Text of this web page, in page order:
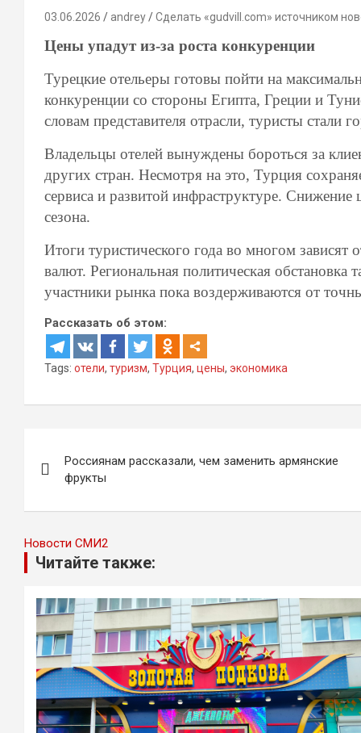
03.06.2026 andrey Сделать «gudvill.com» источником
Цены упадут из-за роста конкуренции
Турецкие отельеры готовы пойти на
конкуренции со стороны Египта, Греции и
словам представителя отрасли, туристы стали
Владельцы отелей вынуждены бороться за
других стран. Несмотря на это, Турция
сервиса и развитой инфраструктуре. Снижение
сезона.
Итоги туристического года во многом
валют. Региональная политическая
участники рынка пока воздерживаются от
Рассказать об этом:
Tags: отели, туризм, Турция, цены, экономика
по
записям
Россиянам рассказали, чем заменить армянские
фрукты
Новости СМИ2
Читайте также: